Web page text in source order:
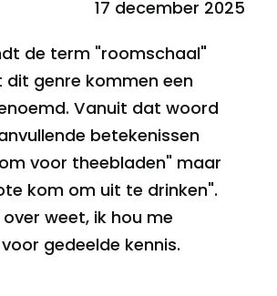
17 december 2025
de term "roomschaal"
dit genre kommen een
Vanuit dat woord
betekenissen
voor theebladen" maar
kom om uit te drinken".
weet, ik hou me
gedeelde kennis.